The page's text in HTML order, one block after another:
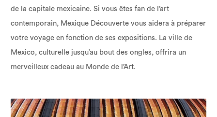
de la capitale mexicaine. Si vous êtes fan de l’art
contemporain, Mexique Découverte vous aidera à préparer
votre voyage en fonction de ses expositions. La ville de
Mexico, culturelle jusqu’au bout des ongles, offrira un
merveilleux cadeau au Monde de l’Art.